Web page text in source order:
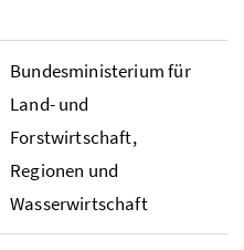
Bundesministerium für
Land- und
Forstwirtschaft,
Regionen und
Wasserwirtschaft